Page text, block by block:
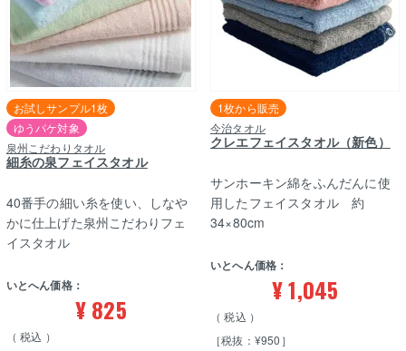
泉州こだわりタオル
細糸の泉フェイスタオル
お試しサンプル1枚
ゆうパケ対象
いとへん価格：
¥825
税込
40番手の細い糸を使い、しなや
かに仕上げた泉州こだわりフェ
イスタオル
今治タオル
クレエフェイスタオル（新色）
1枚から販売
いとへん価格：
¥1,045
税込
［税抜：¥950］
サンホーキン綿をふんだんに使
用したフェイスタオル 約
34×80cm